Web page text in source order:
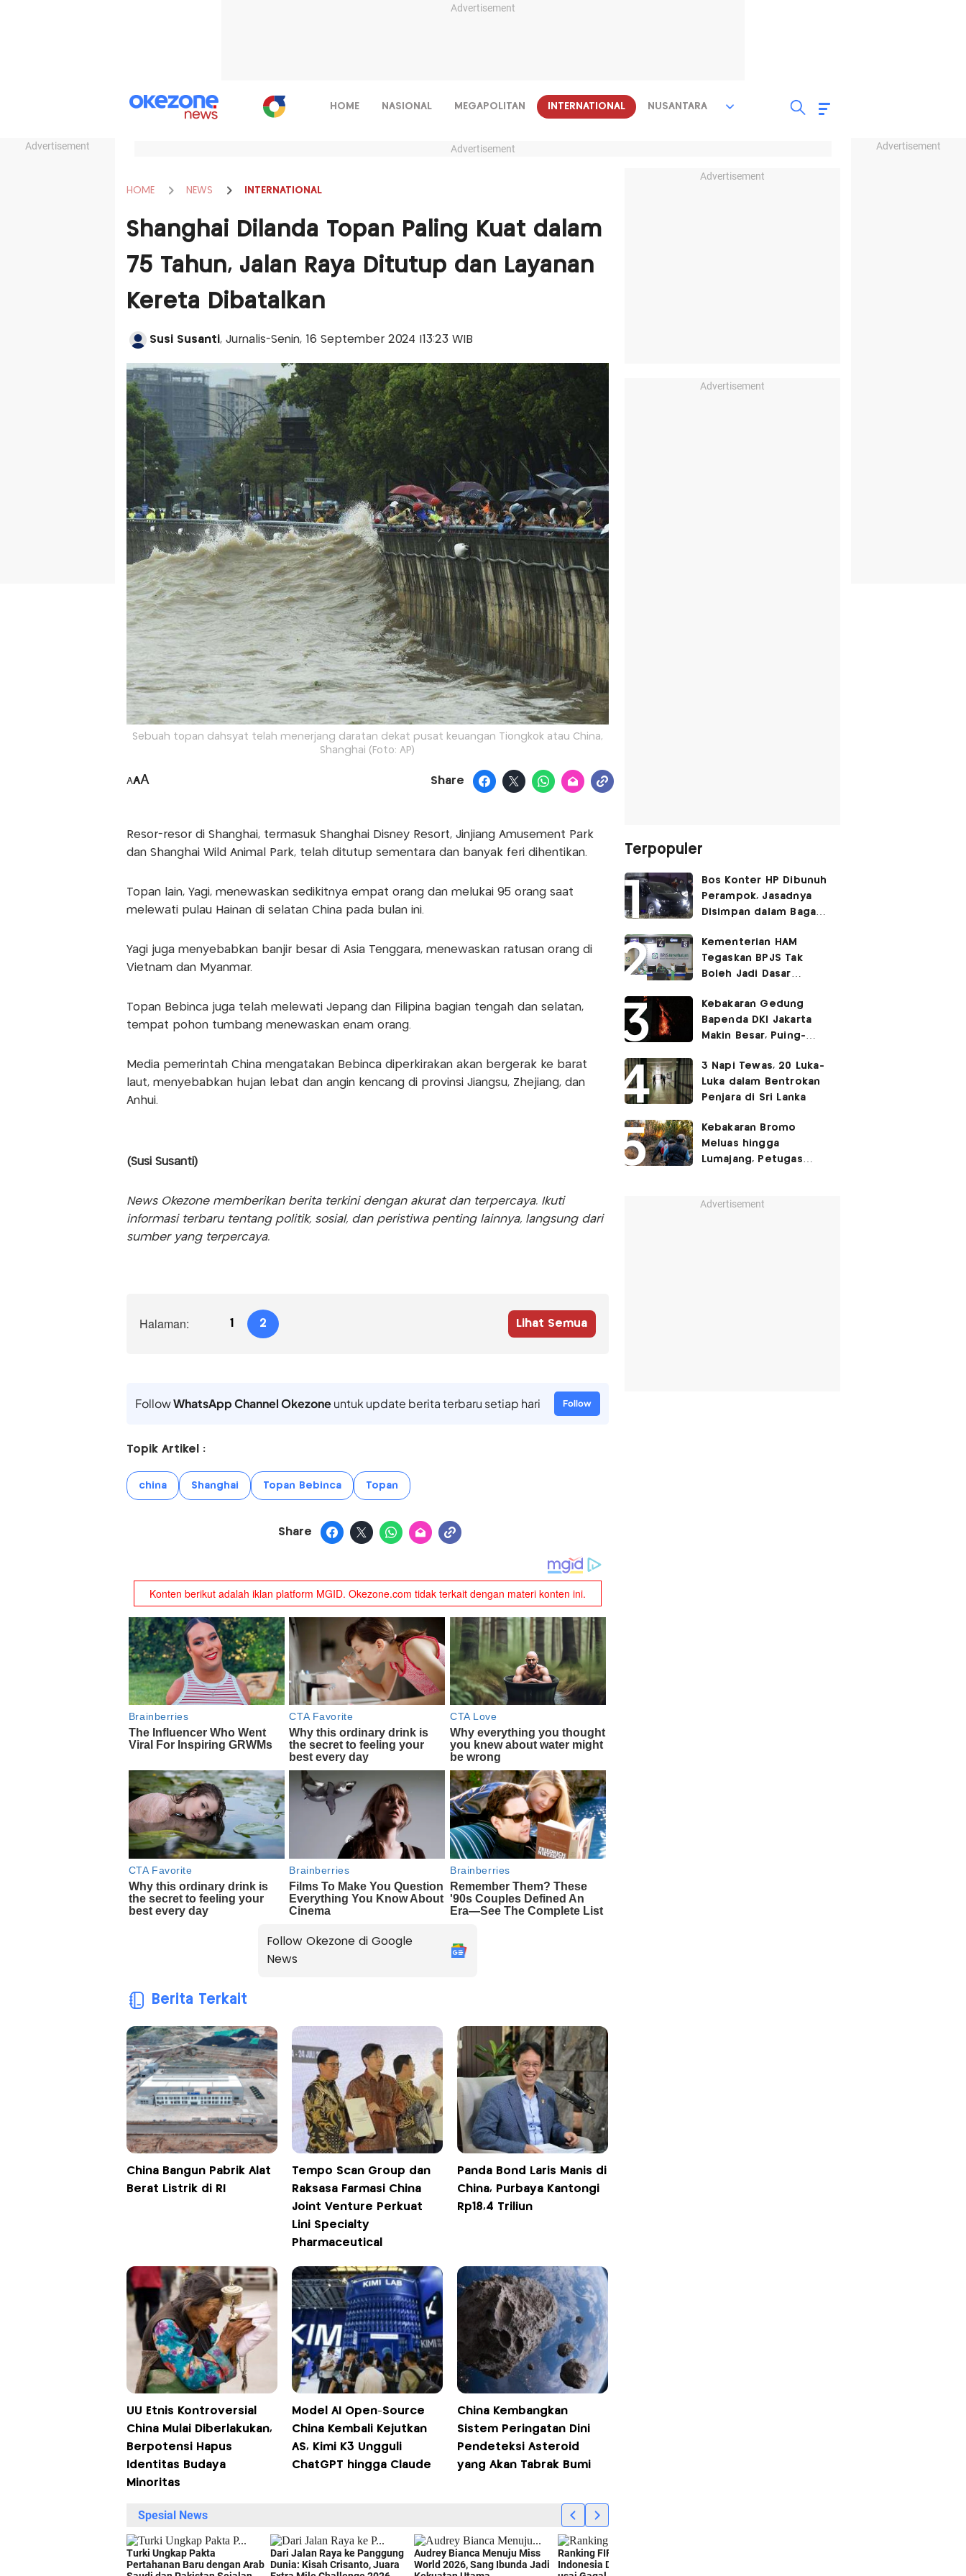
Advertisement
Advertisement Advertisement
HOME NASIONAL MEGAPOLITAN INTERNATIONAL NUSANTARA
Advertisement
HOME NEWS INTERNATIONAL
Shanghai Dilanda Topan Paling Kuat dalam
75 Tahun, Jalan Raya Ditutup dan Layanan
Kereta Dibatalkan
Susi Susanti, Jurnalis-Senin, 16 September 2024 |13:23 WIB
Sebuah topan dahsyat telah menerjang daratan dekat pusat keuangan Tiongkok atau China,
Shanghai (Foto: AP)
AAA Share
Resor-resor di Shanghai, termasuk Shanghai Disney Resort, Jinjiang Amusement Park
dan Shanghai Wild Animal Park, telah ditutup sementara dan banyak feri dihentikan.
Topan lain, Yagi, menewaskan sedikitnya empat orang dan melukai 95 orang saat
melewati pulau Hainan di selatan China pada bulan ini.
Yagi juga menyebabkan banjir besar di Asia Tenggara, menewaskan ratusan orang di
Vietnam dan Myanmar.
Topan Bebinca juga telah melewati Jepang dan Filipina bagian tengah dan selatan,
tempat pohon tumbang menewaskan enam orang.
Media pemerintah China mengatakan Bebinca diperkirakan akan bergerak ke barat
laut, menyebabkan hujan lebat dan angin kencang di provinsi Jiangsu, Zhejiang, dan
Anhui.
(Susi Susanti)
News Okezone memberikan berita terkini dengan akurat dan terpercaya. Ikuti
informasi terbaru tentang politik, sosial, dan peristiwa penting lainnya, langsung dari
sumber yang terpercaya.
Halaman: 1 2 Lihat Semua
FollowWhatsApp Channel Okezoneuntuk update berita terbaru setiap hari Follow
Topik Artikel :
china Shanghai Topan Bebinca Topan
Share
Follow Okezone di Google
News
Berita Terkait
China Bangun Pabrik Alat
Berat Listrik di RI
Tempo Scan Group dan
Raksasa Farmasi China
Joint Venture Perkuat
Lini Specialty
Pharmaceutical
Panda Bond Laris Manis di
China, Purbaya Kantongi
Rp18,4 Triliun
UU Etnis Kontroversial
China Mulai Diberlakukan,
Berpotensi Hapus
Identitas Budaya
Minoritas
Model AI Open-Source
China Kembali Kejutkan
AS, Kimi K3 Ungguli
ChatGPT hingga Claude
China Kembangkan
Sistem Peringatan Dini
Pendeteksi Asteroid
yang Akan Tabrak Bumi
Advertisement
Advertisement
Terpopuler
Bos Konter HP Dibunuh
Perampok, Jasadnya
Disimpan dalam Bagasi
Kementerian HAM
Tegaskan BPJS Tak
Boleh Jadi Dasar
Layanan Kesehatan
Kebakaran Gedung
Bapenda DKI Jakarta
Makin Besar, Puing-
3 Napi Tewas, 20 Luka-
Luka dalam Bentrokan
Penjara di Sri Lanka
Kebakaran Bromo
Meluas hingga
Lumajang, Petugas
Advertisement